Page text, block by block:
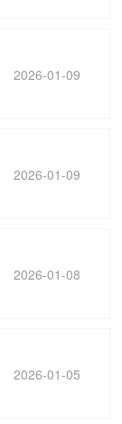
2026-01-09
2026-01-09
2026-01-08
2026-01-05